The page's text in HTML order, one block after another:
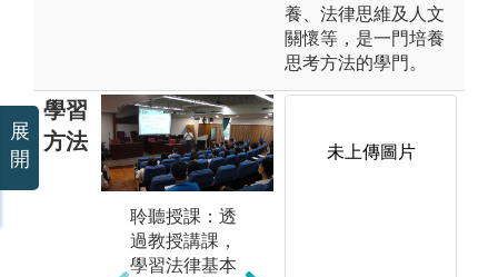
養、法律思維及人文
關懷等，是一門培養
思考方法的學門。
學習
方法
聆聽授課：透
過教授講課，
學習法律基本
未上傳圖片
展
開